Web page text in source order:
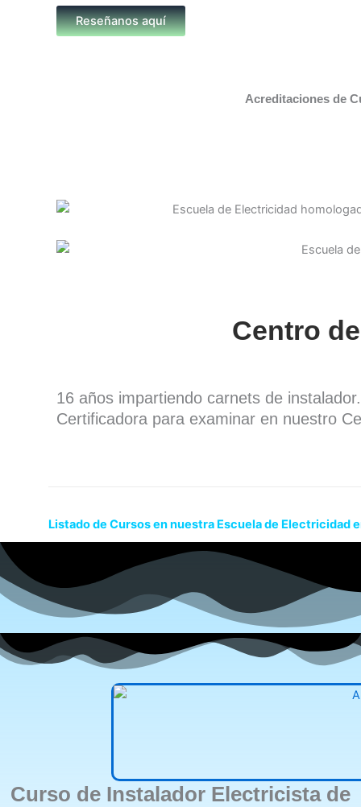
Reseñanos aquí
Acreditaciones de
Centro
16 años impartiendo carnets de
Certificadora para examinar en nuestro
Listado de Cursos en nuestra Escuela de Electricidad
Curso de Instalador Electricista de